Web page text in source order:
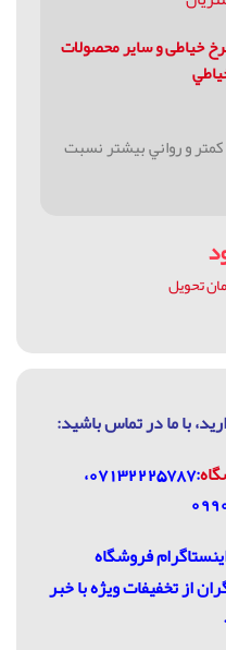
خیاطی و سایر محصولات
و رواني بيشتر نسبت
تحویل
با ما در تماس باشيد:
:07132225787،
فروشگاه
از تخفیفات ویژه با خبر